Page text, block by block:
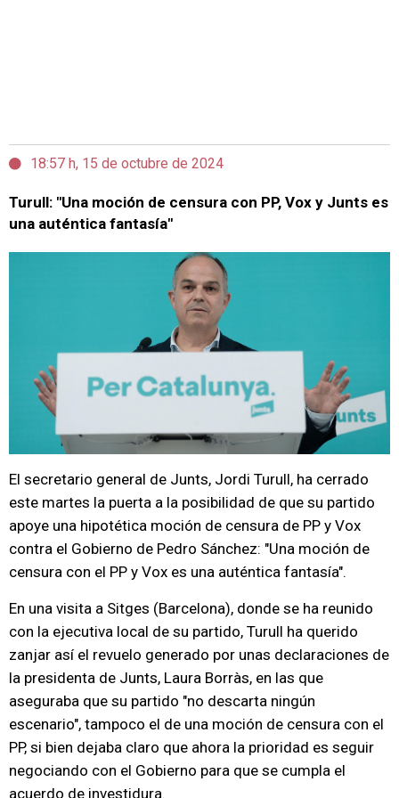
18:57 h, 15 de octubre de 2024
Turull: "Una moción de censura con PP, Vox y Junts es
una auténtica fantasía"
El secretario general de Junts, Jordi Turull, ha cerrado
este martes la puerta a la posibilidad de que su partido
apoye una hipotética moción de censura de PP y Vox
contra el Gobierno de Pedro Sánchez: "Una moción de
censura con el PP y Vox es una auténtica fantasía".
En una visita a Sitges (Barcelona), donde se ha reunido
con la ejecutiva local de su partido, Turull ha querido
zanjar así el revuelo generado por unas declaraciones de
la presidenta de Junts, Laura Borràs, en las que
aseguraba que su partido "no descarta ningún
escenario", tampoco el de una moción de censura con el
PP, si bien dejaba claro que ahora la prioridad es seguir
negociando con el Gobierno para que se cumpla el
acuerdo de investidura.